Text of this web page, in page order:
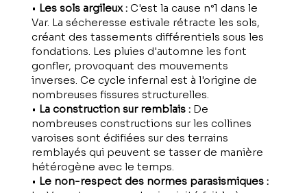
• Les sols argileux :C'est la cause n°1 dans le
Var. La sécheresse estivale rétracte les sols,
créant des tassements différentiels sous les
fondations. Les pluies d'automne les font
gonfler, provoquant des mouvements
inverses. Ce cycle infernal est à l'origine de
nombreuses fissures structurelles.
• La construction sur remblais :De
nombreuses constructions sur les collines
varoises sont édifiées sur des terrains
remblayés qui peuvent se tasser de manière
hétérogène avec le temps.
• Le non-respect des normes parasismiques :